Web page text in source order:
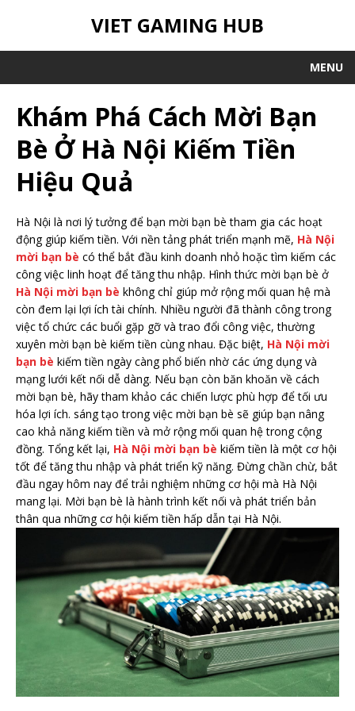
VIET GAMING HUB
MENU
Khám Phá Cách Mời Bạn
Bè Ở Hà Nội Kiếm Tiền
Hiệu Quả
Hà Nội là nơi lý tưởng để bạn mời bạn bè tham gia các hoạt
động giúp kiếm tiền. Với nền tảng phát triển mạnh mẽ, Hà Nội
mời bạn bè có thể bắt đầu kinh doanh nhỏ hoặc tìm kiếm các
công việc linh hoạt để tăng thu nhập. Hình thức mời bạn bè ở
Hà Nội mời bạn bè không chỉ giúp mở rộng mối quan hệ mà
còn đem lại lợi ích tài chính. Nhiều người đã thành công trong
việc tổ chức các buổi gặp gỡ và trao đổi công việc, thường
xuyên mời bạn bè kiếm tiền cùng nhau. Đặc biệt, Hà Nội mời
bạn bè kiếm tiền ngày càng phổ biến nhờ các ứng dụng và
mạng lưới kết nối dễ dàng. Nếu bạn còn băn khoăn về cách
mời bạn bè, hãy tham khảo các chiến lược phù hợp để tối ưu
hóa lợi ích. sáng tạo trong việc mời bạn bè sẽ giúp bạn nâng
cao khả năng kiếm tiền và mở rộng mối quan hệ trong cộng
đồng. Tổng kết lại, Hà Nội mời bạn bè kiếm tiền là một cơ hội
tốt để tăng thu nhập và phát triển kỹ năng. Đừng chần chừ, bắt
đầu ngay hôm nay để trải nghiệm những cơ hội mà Hà Nội
mang lại. Mời bạn bè là hành trình kết nối và phát triển bản
thân qua những cơ hội kiếm tiền hấp dẫn tại Hà Nội.